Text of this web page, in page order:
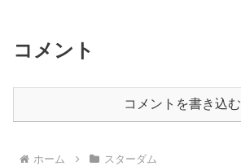
コメント
コメントを書き込む
ホーム スターダム